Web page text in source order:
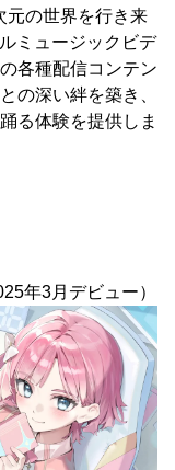
元の世界を行き来
ミュージックビデ
各種配信コンテン
の深い絆を築き、
る体験を提供しま
年3月デビュー）